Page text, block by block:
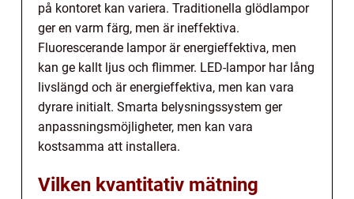
på kontoret kan variera. Traditionella glödlampor
ger en varm färg, men är ineffektiva.
Fluorescerande lampor är energieffektiva, men
kan ge kallt ljus och flimmer. LED-lampor har lång
livslängd och är energieffektiva, men kan vara
dyrare initialt. Smarta belysningssystem ger
anpassningsmöjligheter, men kan vara
kostsamma att installera.
Vilken kvantitativ mätning